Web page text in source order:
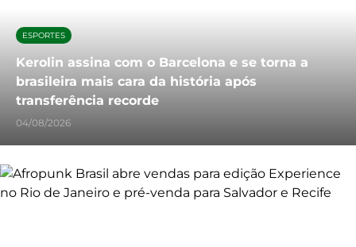
ESPORTES
Kerolin assina com o Barcelona e se torna a
brasileira mais cara da história após
transferência recorde
04/08/2026